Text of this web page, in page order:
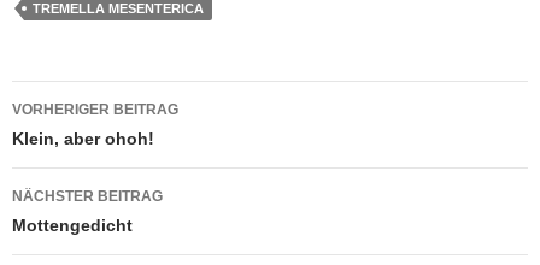
TREMELLA MESENTERICA
Beitragsnavigation
VORHERIGER BEITRAG
Klein, aber ohoh!
NÄCHSTER BEITRAG
Mottengedicht